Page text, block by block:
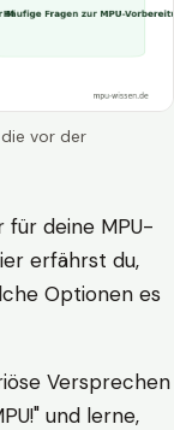
vor der
für deine MPU-
erfährst du,
Optionen es
Versprechen
und lerne,